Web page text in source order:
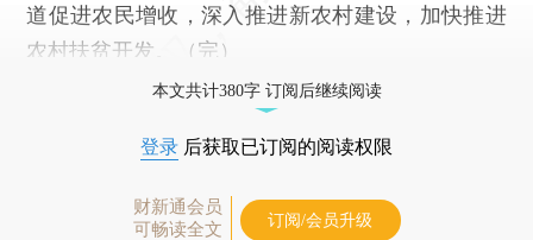
道促进农民增收，深入推进新农村建设，加快推进
农村扶贫开发。（完）
本文共计380字 订阅后继续阅读
登录 后获取已订阅的阅读权限
财新通会员
可畅读全文
订阅/会员升级